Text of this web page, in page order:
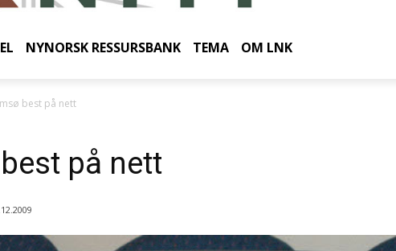
NYNORSK RESSURSBANK TEMA OM LNK
best på nett
på nett